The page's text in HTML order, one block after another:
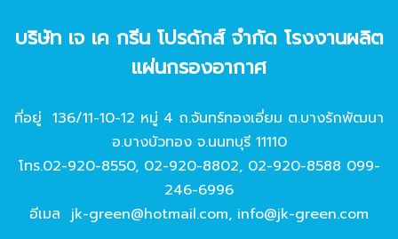
บริษัท เจ เค กรีน โปรดักส์ จํากัด โรงงานผลิต
แผ่นกรองอากาศ
ที่อยู่ 136/11-10-12 หมู่ 4 ถ.จันทร์ทองเอี่ยม ต.บางรักพัฒนา
อ.บางบัวทอง จ.นนทบุรี 11110
โทร.02-920-8550, 02-920-8802, 02-920-8588 099-
246-6996
อีเมล jk-green@hotmail.com, info@jk-green.com